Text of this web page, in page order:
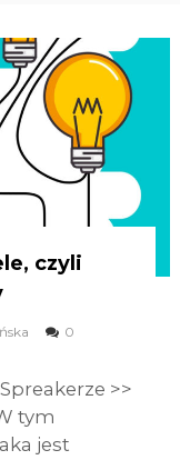
czyli
0
>>
tym
jest